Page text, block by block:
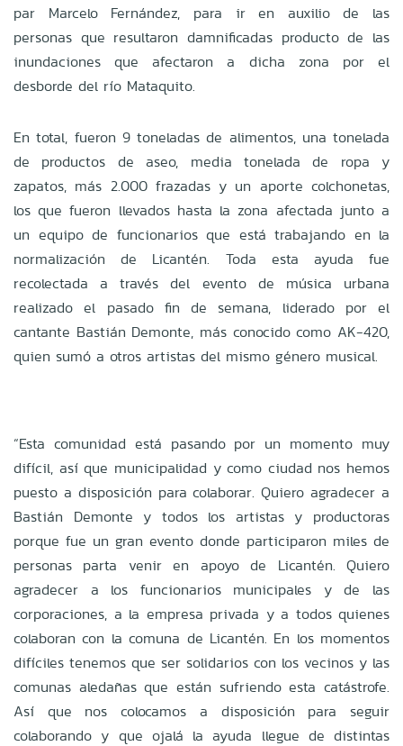
par Marcelo Fernández, para ir en auxilio de las
personas que resultaron damnificadas producto de las
inundaciones que afectaron a dicha zona por el
desborde del río Mataquito.
En total, fueron 9 toneladas de alimentos, una tonelada
de productos de aseo, media tonelada de ropa y
zapatos, más 2.000 frazadas y un aporte colchonetas,
los que fueron llevados hasta la zona afectada junto a
un equipo de funcionarios que está trabajando en la
normalización de Licantén. Toda esta ayuda fue
recolectada a través del evento de música urbana
realizado el pasado fin de semana, liderado por el
cantante Bastián Demonte, más conocido como AK-420,
quien sumó a otros artistas del mismo género musical.
“Esta comunidad está pasando por un momento muy
difícil, así que municipalidad y como ciudad nos hemos
puesto a disposición para colaborar. Quiero agradecer a
Bastián Demonte y todos los artistas y productoras
porque fue un gran evento donde participaron miles de
personas parta venir en apoyo de Licantén. Quiero
agradecer a los funcionarios municipales y de las
corporaciones, a la empresa privada y a todos quienes
colaboran con la comuna de Licantén. En los momentos
difíciles tenemos que ser solidarios con los vecinos y las
comunas aledañas que están sufriendo esta catástrofe.
Así que nos colocamos a disposición para seguir
colaborando y que ojalá la ayuda llegue de distintas